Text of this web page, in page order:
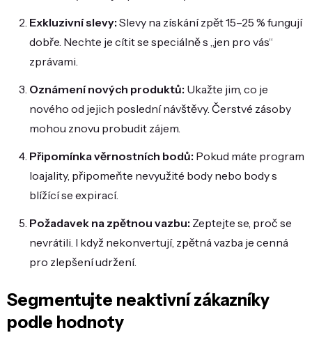
Exkluzivní slevy: Slevy na získání zpět 15–25 % fungují
dobře. Nechte je cítit se speciálně s „jen pro vás“
zprávami.
Oznámení nových produktů: Ukažte jim, co je
nového od jejich poslední návštěvy. Čerstvé zásoby
mohou znovu probudit zájem.
Připomínka věrnostních bodů: Pokud máte program
loajality, připomeňte nevyužité body nebo body s
blížící se expirací.
Požadavek na zpětnou vazbu: Zeptejte se, proč se
nevrátili. I když nekonvertují, zpětná vazba je cenná
pro zlepšení udržení.
Segmentujte neaktivní zákazníky
podle hodnoty